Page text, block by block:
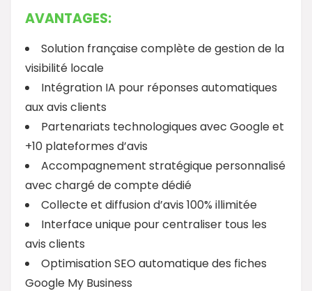
AVANTAGES:
Solution française complète de gestion de la
visibilité locale
Intégration IA pour réponses automatiques
aux avis clients
Partenariats technologiques avec Google et
+10 plateformes d’avis
Accompagnement stratégique personnalisé
avec chargé de compte dédié
Collecte et diffusion d’avis 100% illimitée
Interface unique pour centraliser tous les
avis clients
Optimisation SEO automatique des fiches
Google My Business